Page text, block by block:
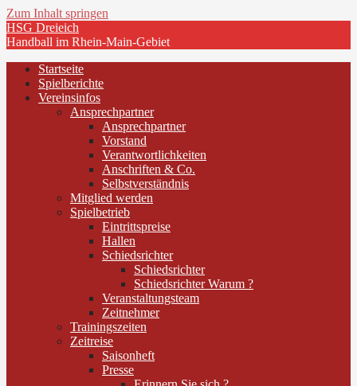
Zum Inhalt springen
HSG Dreieich
Handball im Rhein-Main-Gebiet
Startseite
Spielberichte
Vereinsinfos
Ansprechpartner
Ansprechpartner
Vorstand
Verantwortlichkeiten
Anschriften & Co.
Selbstverständnis
Mitglied werden
Spielbetrieb
Eintrittspreise
Hallen
Schiedsrichter
Schiedsrichter
Schiedsrichter Warum ?
Veranstaltungsteam
Zeitnehmer
Trainingszeiten
Zeitreise
Saisonheft
Presse